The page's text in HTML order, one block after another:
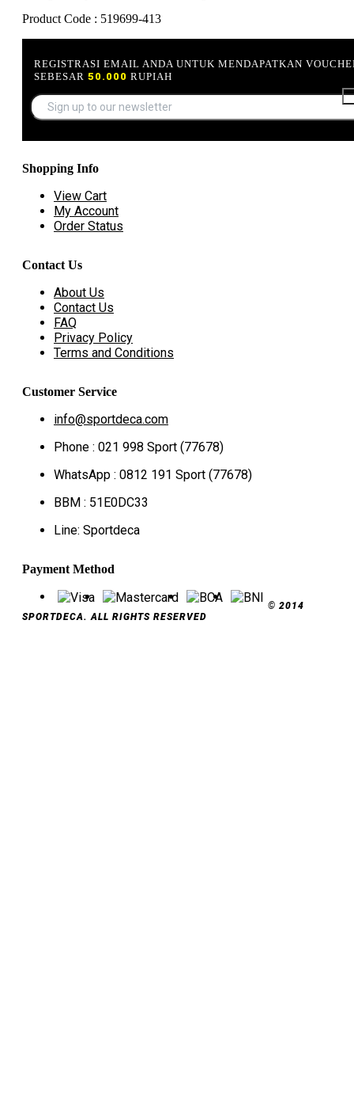
Product Code : 519699-413
REGISTRASI EMAIL ANDA UNTUK MENDAPATKAN
SEBESAR 50.000 RUPIAH
Shopping Info
View Cart
My Account
Order Status
Contact Us
About Us
Contact Us
FAQ
Privacy Policy
Terms and Conditions
Customer Service
info@sportdeca.com
Phone : 021 998 Sport (77678)
WhatsApp : 0812 191 Sport (77678)
BBM : 51E0DC33
Line: Sportdeca
Payment Method
© 2014
SPORTDECA. ALL RIGHTS RESERVED